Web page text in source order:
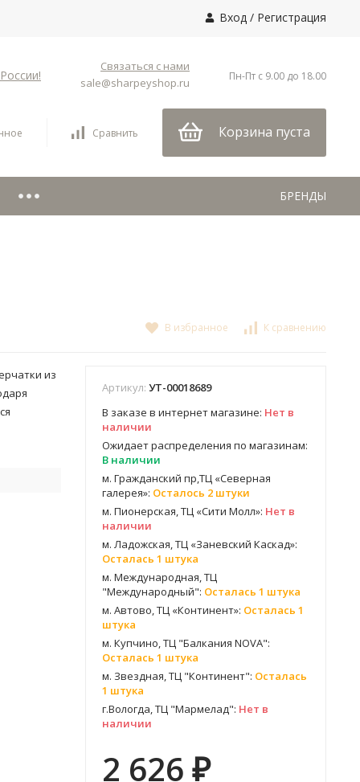
Вход / Регистрация
Связаться с нами
sale@sharpeyshop.ru
Пн-Пт с 9.00 до 18.00
Сравнить Корзина пуста
БРЕНДЫ
В избранное К сравнению
из
Артикул: УТ-00018689
В заказе в интернет магазине: Нет в
наличии
Ожидает распределения по магазинам:
В наличии
м. Гражданский пр,ТЦ «Северная
галерея»: Осталось 2 штуки
м. Пионерская, ТЦ «Сити Молл»: Нет в
наличии
м. Ладожская, ТЦ «Заневский Каскад»:
Осталась 1 штука
м. Международная, ТЦ
"Международный": Осталась 1 штука
м. Автово, ТЦ «Континент»: Осталась 1
штука
м. Купчино, ТЦ "Балкания NOVA":
Осталась 1 штука
м. Звездная, ТЦ "Континент": Осталась
1 штука
г.Вологда, ТЦ "Мармелад": Нет в
наличии
2 626 ₽